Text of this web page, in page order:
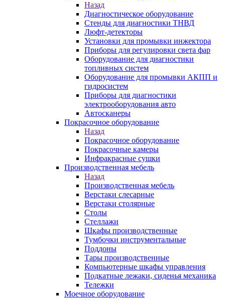
Назад
Диагностическое оборудование
Стенды для диагностики ТНВД
Люфт-детекторы
Установки для промывки инжектора
Приборы для регулировки света фар
Оборудование для диагностики
топливных систем
Оборудование для промывки АКПП и
гидросистем
Приборы для диагностики
электрооборудования авто
Автосканеры
Покрасочное оборудование
Назад
Покрасочное оборудование
Покрасочные камеры
Инфракрасные сушки
Производственная мебель
Назад
Производственная мебель
Верстаки слесарные
Верстаки столярные
Столы
Стеллажи
Шкафы производственные
Тумбочки инструментальные
Поддоны
Тары производственные
Компьютерные шкафы управления
Подкатные лежаки, сиденья механика
Тележки
Моечное оборудование